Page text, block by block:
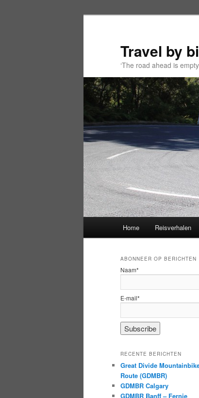
Travel by
‘The road ahead is
Home Reisverhalen
ABONNEER OP BERICHTEN
Naam*
E-mail*
RECENTE BERICHTEN
Great Divide
Route (GDMBR)
GDMBR Calgary
GDMBR Banff – Fernie